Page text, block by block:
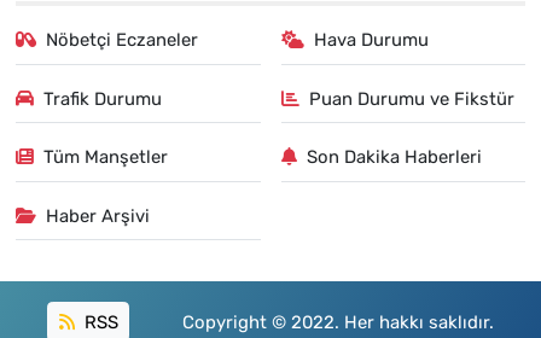
Nöbetçi Eczaneler Hava Durumu
Trafik Durumu Puan Durumu ve Fikstür
Tüm Manşetler Son Dakika Haberleri
Haber Arşivi
RSS Copyright © 2022. Her hakkı saklıdır.